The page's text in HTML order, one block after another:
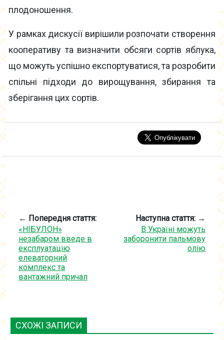
плодоношення.
У рамках дискусії вирішили розпочати створення
кооперативу та визначити обсяги сортів яблука,
що можуть успішно експортуватися, та розробити
спільні підходи до вирощування, збирання та
зберігання цих сортів.
← Попередня стаття:
«НІБУЛОН»
незабаром введе в
експлуатацію
елеваторний
комплекс та
вантажний причал
Наступна стаття: →
В Україні можуть
заборонити пальмову
олію
СХОЖІ ЗАПИСИ